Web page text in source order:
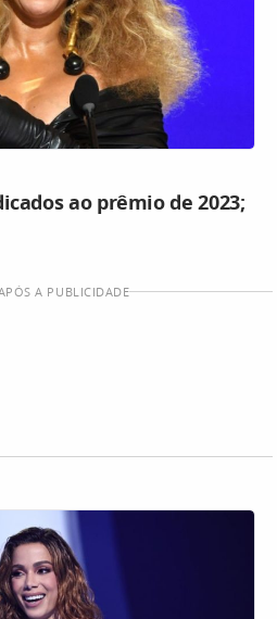
ao prêmio de 2023;
A PUBLICIDADE